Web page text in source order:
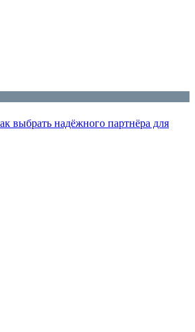
выбрать надёжного партнёра для